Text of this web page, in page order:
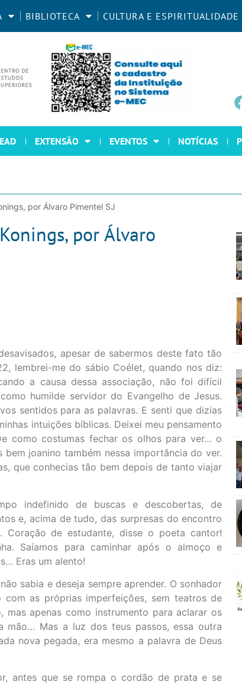
BIBLIOTECA CULTURA E ESPIRITUALIDADE
EAD EXTENSÃO EVENTOS NOTÍCIAS
por Álvaro Pimentel SJ
por Álvaro
apesar de sabermos deste fato tão
lembrei-me do sábio Coélet, quando nos diz:
a causa dessa associação, não foi difícil
humilde servidor do Evangelho de Jesus.
sentidos para as palavras. E senti que dizias
intuições bíblicas. Deixei meu pensamento
como costumas fechar os olhos para ver… o
joanino também nessa importância do ver.
que conhecias tão bem depois de tanto viajar
indefinido de buscas e descobertas, de
e, acima de tudo, das surpresas do encontro
de estudante, disse o poeta cantor!
Saíamos para caminhar após o almoço e
Eras um alento!
sabia e deseja sempre aprender. O sonhador
as próprias imperfeições, sem teatros de
apenas como instrumento para aclarar os
mão… Mas a luz dos teus passos, essa outra
nova pegada, era mesmo a palavra de Deus
antes que se rompa o cordão de prata e se